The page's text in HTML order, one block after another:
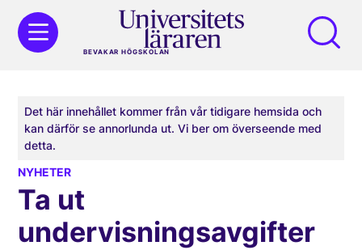
BEVAKAR HÖGSKOLAN
Det här innehållet kommer från vår tidigare hemsida och
kan därför se annorlunda ut. Vi ber om överseende med
detta.
NYHETER
Ta ut
undervisningsavgifter